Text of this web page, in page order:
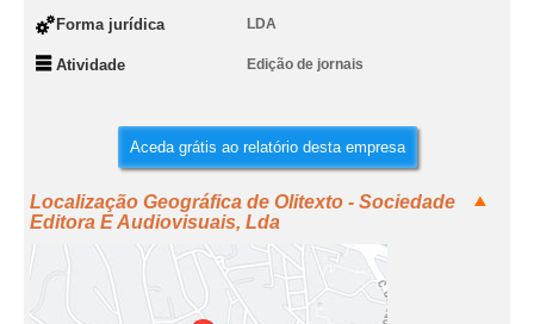
Forma jurídica LDA
Atividade Edição de jornais
Aceda grátis ao relatório desta empresa
Localização Geográfica de Olitexto - Sociedade
Editora E Audiovisuais, Lda